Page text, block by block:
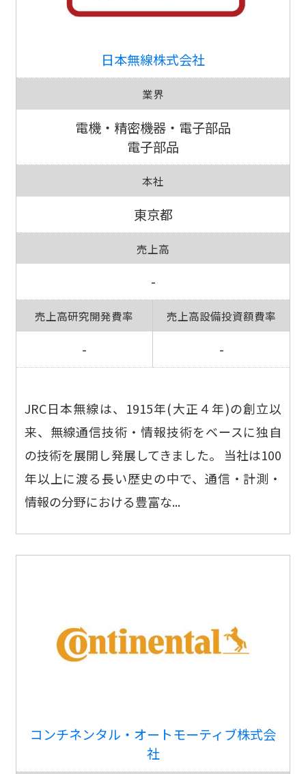
日本無線株式会社
業界
電機・精密機器・電子部品
電子部品
本社
東京都
売上高
-
売上高研究開発費率
-
売上高設備投資額費率
-
JRC日本無線は、1915年(大正４年)の創立以
来、無線通信技術・情報技術をベースに独自
の技術を展開し発展してきました。 当社は100
年以上に渡る長い歴史の中で、通信・計測・
情報の分野における豊富な...
コンチネンタル・オートモーティブ株式会
社